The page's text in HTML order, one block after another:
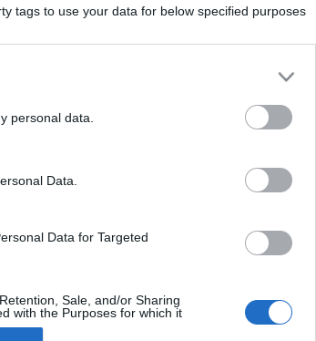
tags to use your data for below specified purposes
personal data.
Data.
Data for Targeted
Sale, and/or Sharing
with the Purposes for which it